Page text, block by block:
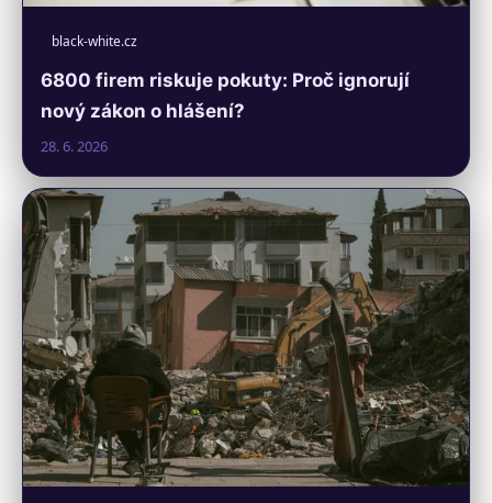
black-white.cz
6800 firem riskuje pokuty: Proč ignorují
nový zákon o hlášení?
28. 6. 2026